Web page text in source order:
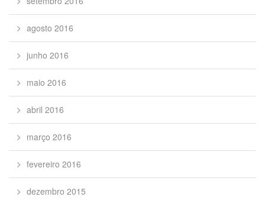
agosto 2016
junho 2016
maio 2016
abril 2016
março 2016
fevereiro 2016
dezembro 2015